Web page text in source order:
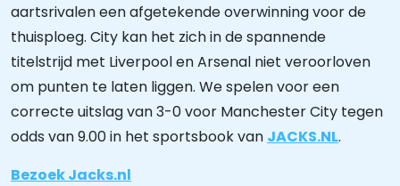
aartsrivalen een afgetekende overwinning voor de
thuisploeg. City kan het zich in de spannende
titelstrijd met Liverpool en Arsenal niet veroorloven
om punten te laten liggen. We spelen voor een
correcte uitslag van 3-0 voor Manchester City tegen
odds van 9.00 in het sportsbook van JACKS.NL.
Bezoek Jacks.nl